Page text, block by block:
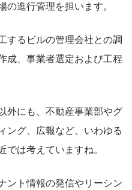
進行管理を担います。
するビルの管理会社との調
成、事業者選定および工程
外にも、不動産事業部やグ
ング、広報など、いわゆる
は考えていますね。
ント情報の発信やリーシン